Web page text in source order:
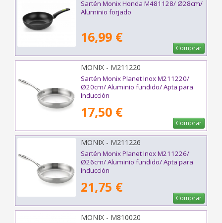
Sartén Monix Honda M481128/ Ø28cm/
Aluminio forjado
16,99 €
Comprar
MONIX - M211220
Sartén Monix Planet Inox M211220/
Ø20cm/ Aluminio fundido/ Apta para
Inducción
17,50 €
Comprar
MONIX - M211226
Sartén Monix Planet Inox M211226/
Ø26cm/ Aluminio fundido/ Apta para
Inducción
21,75 €
Comprar
MONIX - M810020